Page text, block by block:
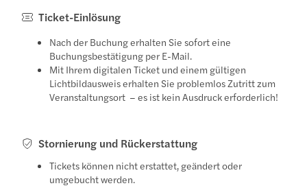
Ticket-Einlösung
Nach der Buchung erhalten Sie sofort eine
Buchungsbestätigung per E-Mail.
Mit Ihrem digitalen Ticket und einem gültigen
Lichtbildausweis erhalten Sie problemlos Zutritt zum
Veranstaltungsort – es ist kein Ausdruck erforderlich!
Stornierung und Rückerstattung
Tickets können nicht erstattet, geändert oder
umgebucht werden.